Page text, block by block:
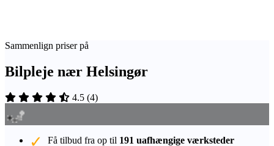
Sammenlign priser på
Bilpleje nær Helsingør
4.5 (4)
Få tilbud fra op til 191 uafhængige værksteder